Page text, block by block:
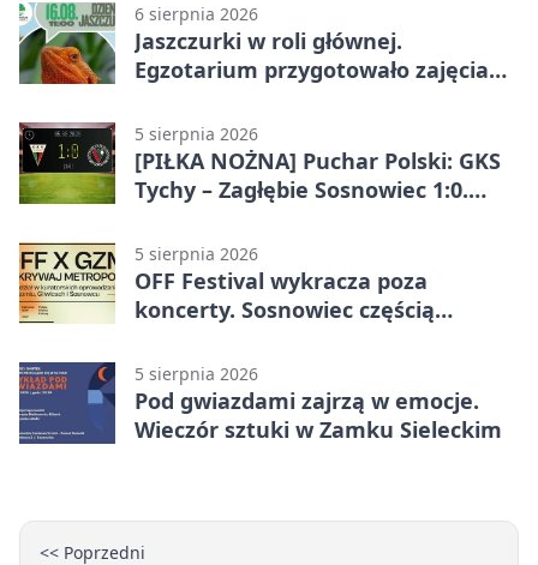
6 sierpnia 2026
Jaszczurki w roli głównej.
Egzotarium przygotowało zajęcia
5 sierpnia 2026
[PIŁKA NOŻNA] Puchar Polski: GKS
Tychy – Zagłębie Sosnowiec 1:0.
przed przerwą
5 sierpnia 2026
OFF Festival wykracza poza
koncerty. Sosnowiec częścią
5 sierpnia 2026
Pod gwiazdami zajrzą w emocje.
Wieczór sztuki w Zamku Sieleckim
<< Poprzedni